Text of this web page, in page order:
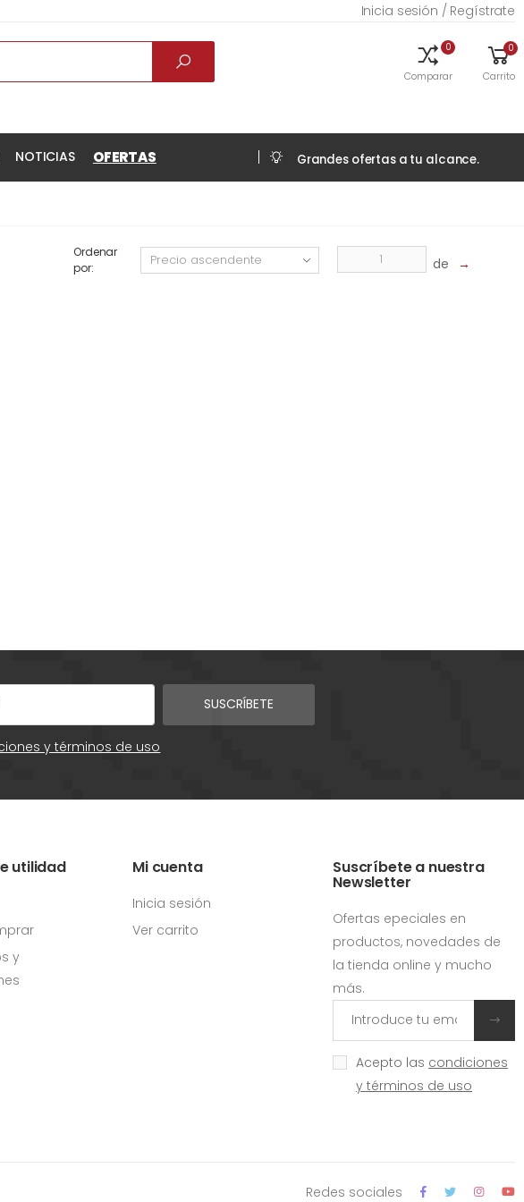
Inicia sesión / Regístrate
0
Comparar
0
Carrito
NOTICIAS OFERTAS Grandes ofertas a tu alcance.
Ordenar
por:
de →
SUSCRÍBETE
y términos de uso
utilidad
y
Mi cuenta
Inicia sesión
Ver carrito
Suscríbete a nuestra
Newsletter
Ofertas epeciales en
productos, novedades de
la tienda online y mucho
más.
Acepto las condiciones
y términos de uso
Redes sociales